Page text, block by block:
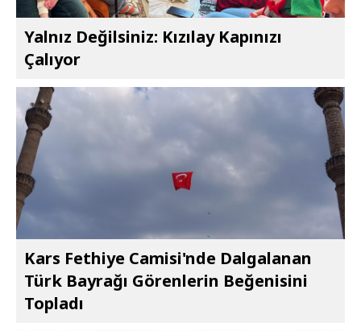
Yalnız Değilsiniz: Kızılay Kapınızı
Çalıyor
Kars Fethiye Camisi'nde Dalgalanan
Türk Bayrağı Görenlerin Beğenisini
Topladı